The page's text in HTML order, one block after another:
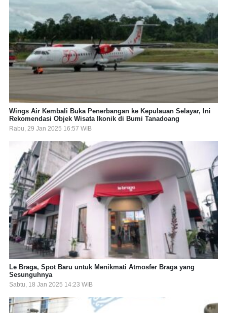
Wings Air Kembali Buka Penerbangan ke Kepulauan Selayar, Ini
Rekomendasi Objek Wisata Ikonik di Bumi Tanadoang
Rabu, 29 Jan 2025 16:57 WIB
Le Braga, Spot Baru untuk Menikmati Atmosfer Braga yang
Sesunguhnya
Sabtu, 18 Jan 2025 14:23 WIB